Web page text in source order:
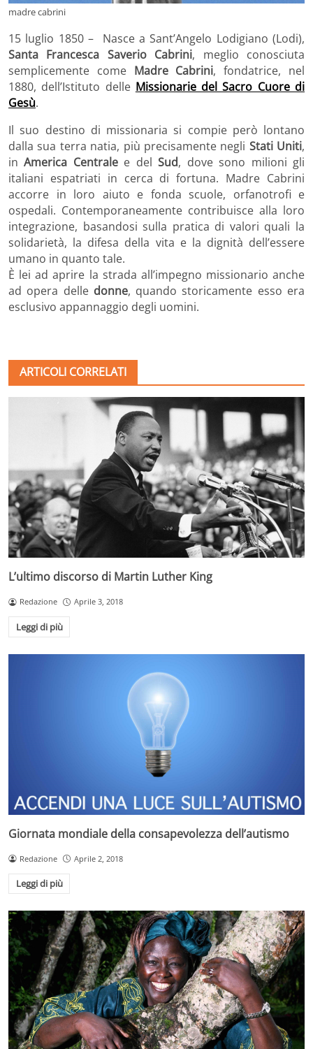
madre cabrini
15 luglio 1850 – Nasce a Sant’Angelo Lodigiano (Lodi),
Santa Francesca Saverio Cabrini, meglio conosciuta
semplicemente come Madre Cabrini, fondatrice, nel
1880, dell’Istituto delle Missionarie del Sacro Cuore di
Gesù.
Il suo destino di missionaria si compie però lontano
dalla sua terra natia, più precisamente negli Stati Uniti,
inAmerica Centralee delSud, dove sono milioni gli
italiani espatriati in cerca di fortuna. Madre Cabrini
accorre in loro aiuto e fonda scuole, orfanotrofi e
ospedali. Contemporaneamente contribuisce alla loro
integrazione, basandosi sulla pratica di valori quali la
solidarietà, la difesa della vita e la dignità dell’essere
umano in quanto tale.
È lei ad aprire la strada all’impegno missionario anche
ad opera delle donne, quando storicamente esso era
esclusivo appannaggio degli uomini.
ARTICOLI CORRELATI
L’ultimo discorso di Martin Luther King
Redazione Aprile 3, 2018
Leggi di più
Giornata mondiale della consapevolezza dell’autismo
Redazione Aprile 2, 2018
Leggi di più